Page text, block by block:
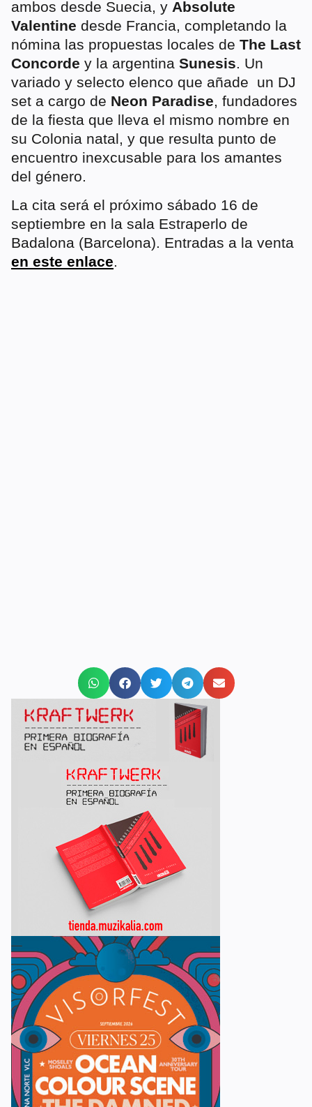
ambos desde Suecia, y Absolute
Valentine desde Francia, completando la
nómina las propuestas locales de The Last
Concorde y la argentina Sunesis. Un
variado y selecto elenco que añade un DJ
set a cargo de Neon Paradise, fundadores
de la fiesta que lleva el mismo nombre en
su Colonia natal, y que resulta punto de
encuentro inexcusable para los amantes
del género.
La cita será el próximo sábado 16 de
septiembre en la sala Estraperlo de
Badalona (Barcelona). Entradas a la venta
en este enlace.